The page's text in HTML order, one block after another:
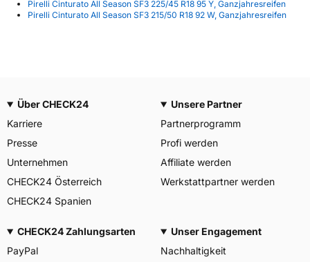
Pirelli Cinturato All Season SF3 225/45 R18 95 Y, Ganzjahresreifen
Pirelli Cinturato All Season SF3 215/50 R18 92 W, Ganzjahresreifen
Über CHECK24
Karriere
Presse
Unternehmen
CHECK24 Österreich
CHECK24 Spanien
Unsere Partner
Partnerprogramm
Profi werden
Affiliate werden
Werkstattpartner werden
CHECK24 Zahlungsarten
PayPal
Unser Engagement
Nachhaltigkeit